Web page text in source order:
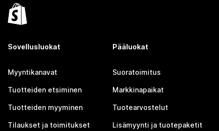
Sovellusluokat
Myyntikanavat
Tuotteiden etsiminen
Tuotteiden myyminen
Tilaukset ja toimitukset
Pääluokat
Suoratoimitus
Markkinapaikat
Tuotearvostelut
Lisämyynti ja tuotepaketit